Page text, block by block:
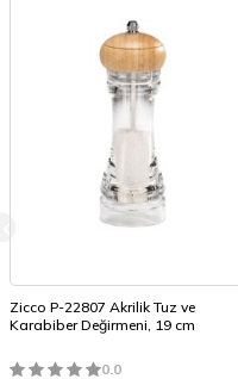
Zicco P-22807 Akrilik Tuz ve
Karabiber Değirmeni, 19 cm
0.0